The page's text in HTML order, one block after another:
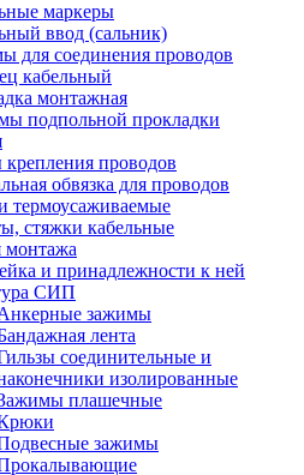
маркеры
ввод (сальник)
для соединения проводов
кабельный
монтажная
подпольной прокладки
проводов
обвязка для проводов
термоусаживаемые
стяжки кабельные
монтажа
и принадлежности к ней
СИП
зажимы
лента
соединительные и
изолированные
плашечные
зажимы